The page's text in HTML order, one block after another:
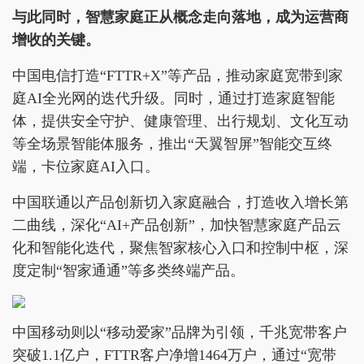
与此同时，智慧家庭正从概念走向落地，成为运营商
增收的关键。
中国电信打造“FTTR+X”等产品，推动家庭宽带到家
庭AI全光网的迭代升级。同时，通过打造家庭智能
体，提供安全守护、健康管理、出行规划、文化互动
等全场景智能体服务，推出“天翼智屏”智能交互终
端，卡位家庭AI入口。
中国联通以产品创新切入家庭融合，打造收入增长第
二曲线，深化“AI+产品创新”，加快智慧家庭产品云
化和智能化迭代，聚焦智家核心入口和控制中枢，深
度定制“智家通通”等多类终端产品。
中国移动则以“移动爱家”品牌为引领，千兆宽带客户
突破1.1亿户，FTTR客户净增1464万户，通过“宽带